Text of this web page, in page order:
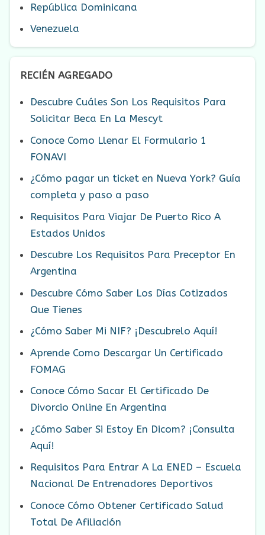
República Dominicana
Venezuela
RECIÉN AGREGADO
Descubre Cuáles Son Los Requisitos Para
Solicitar Beca En La Mescyt
Conoce Como Llenar El Formulario 1
FONAVI
¿Cómo pagar un ticket en Nueva York? Guía
completa y paso a paso
Requisitos Para Viajar De Puerto Rico A
Estados Unidos
Descubre Los Requisitos Para Preceptor En
Argentina
Descubre Cómo Saber Los Días Cotizados
Que Tienes
¿Cómo Saber Mi NIF? ¡Descubrelo Aquí!
Aprende Como Descargar Un Certificado
FOMAG
Conoce Cómo Sacar El Certificado De
Divorcio Online En Argentina
¿Cómo Saber Si Estoy En Dicom? ¡Consulta
Aquí!
Requisitos Para Entrar A La ENED – Escuela
Nacional De Entrenadores Deportivos
Conoce Cómo Obtener Certificado Salud
Total De Afiliación